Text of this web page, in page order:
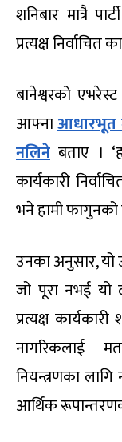
शनिबार मात्रै
प्रत्यक्ष
बानेश्वरको
आफ्नाआधारभूत
नलिने बताए ।
कार्यकारी
भने हामी फागुनको
उनका अनुसार, यो
जो पूरा नभई यो
प्रत्यक्ष
नागरिकलाई
नियन्त्रणका
आर्थिक